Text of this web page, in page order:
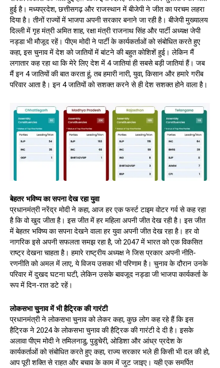
हुई है। मध्यप्रदेश, छत्तीसगढ़ और राजस्थान में बीजेपी ने जीत का परचम लहरा
दिया है। तीनों राज्यों में भाजपा अपनी सरकार बनाने जा रही है। बीजेपी मुख्यालय
दिल्ली में गृह मंत्री अमित शाह, रक्षा मंत्री राजनाथ सिंह और पार्टी अध्यक्ष जेपी
नड्डा भी मौजूद रहें। पीएम मोदी ने पार्टी के कार्यकर्ताओं को संबोधित करते हुए
कहा, इस चुनाव में देश को जातियों में बांटने की बहुत कोशिशें हुई। लेकिन मैं
लगातार कह रहा था कि मेरे लिए देश में 4 जातियां ही सबसे बड़ी जातियां हैं। जब
मैं इन 4 जातियों की बात करता हूं, तब हमारी नारी, युवा, किसान और हमारे गरीब
परिवार आता है। इन 4 जातियों को सशक्त करने से ही देश सशक्त होने वाला है।
बेहतर भविष्य का सपना देख रहा युवा
प्रधानमंत्री नरेंद्र मोदी ने कहा, आज हर एक फर्स्ट टाइम वोटर गर्व से कह रहा
है ​कि वो खुद जीता है। इस जीत में हर महिला अपनी जीत देख रही है। इस जीत
में बेहतर भविष्य का सपना देखने वाला हर युवा अपनी जीत देख रहा है। हर वो
नागरिक इसे अपनी सफलता समझ रहा है, जो 2047 में भारत को एक विकसित
राष्ट्र देखना चाहता है। हमारे राष्ट्रीय अध्यक्ष ने जिस प्रकार अपनी नीति-
रणनीति को अमल में लाए, ये विजय उसका भी परिणाम है। चुनाव के दौरान उनके
परिवार में दुखद घटना घटी, लेकिन उसके बावजूद नड्डा जी भाजपा कार्यकर्ता के
रूप में दिन-रात डटे रहें।
लोकसभा चुनाव में भी हैट्रिक की गारंटी
प्रधानमंत्री ने लोकसभा चुनाव को लेकर कहा, कुछ लोग कह रहे हैं कि इस
हैट्रिक ने 2024 के लोकसभा चुनाव की हैट्रिक की गारंटी दे दी है। इसके
अलावा पीएम मोदी ने तमिलनाडु, पुडुचेरी, ओडिशा और आंध्र प्रदेश के
कार्यकर्ताओं को संबोधित करते हुए कहा, राज्य सरकार भले ही किसी भी दल की हो,
आप पूरी शक्ति से राहत और बचाव के काम में जुट जाइए। यही एक समर्पित